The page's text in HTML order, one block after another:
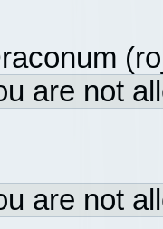
are not
are not